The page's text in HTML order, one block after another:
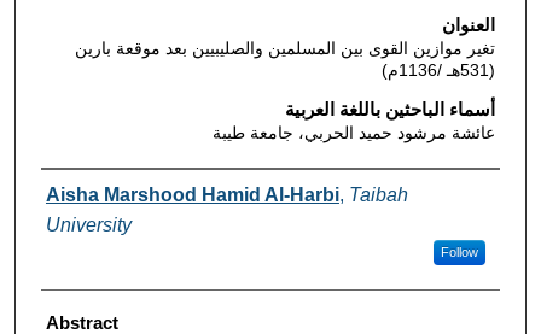
العنوان
تغير موازين القوى بين المسلمين والص​ليبيين بعد موقعة بارين
(531هـ /1136م)
أسماء الباحثين باللغة العربية
عائشة مرشود حميد الحربي، جامعة طيبة
Authors
Aisha Marshood Hamid Al-Harbi, Taibah
University
Follow
Abstract